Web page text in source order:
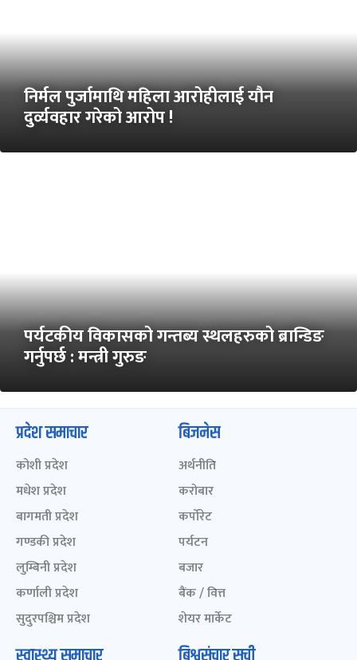
निर्मल पुर्जामाथि महिला आरोहीलाई यौन
दुर्व्यवहार गरेको आरोप !
पर्यटकीय विकासको गन्तब्य स्थलहरुको ब्रान्डिङ
गर्नुपर्छ : मन्त्री गुरुङ
प्रदेश समाचार
कोशी प्रदेश
मधेश प्रदेश
बागमती प्रदेश
गण्डकी प्रदेश
लुम्बिनी प्रदेश
कर्णाली प्रदेश
सुदुरपश्चिम प्रदेश
बिजनेस
अर्थनीति
करोबार
कर्पोरेट
पर्यटन
बजार
बैंक / वित्त
शेयर मार्केट